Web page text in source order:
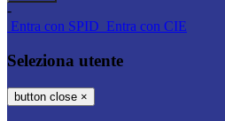
-
Entra con SPID Entra con CIE
Seleziona utente
button close ×